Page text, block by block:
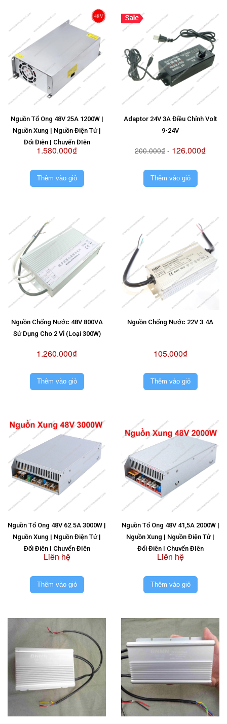
Nguồn Tổ Ong 48V 25A 1200W |
Nguồn Xung | Nguồn Điện Tử |
Đổi Điện | Chuyển ĐIện
1.580.000₫
Thêm vào giỏ
Adaptor 24V 3A Điều Chỉnh Volt
9-24V
200.000₫ - 126.000₫
Thêm vào giỏ
Nguồn Chống Nước 48V 800VA
Sử Dụng Cho 2 Vỉ (Loại 300W)
1.260.000₫
Thêm vào giỏ
Nguồn Chống Nước 22V 3.4A
105.000₫
Thêm vào giỏ
Nguồn Tổ Ong 48V 62.5A 3000W |
Nguồn Xung | Nguồn Điện Tử |
Đổi Điện | Chuyển ĐIện
Liên hệ
Thêm vào giỏ
Nguồn Tổ Ong 48V 41,5A 2000W |
Nguồn Xung | Nguồn Điện Tử |
Đổi Điện | Chuyển ĐIện
Liên hệ
Thêm vào giỏ